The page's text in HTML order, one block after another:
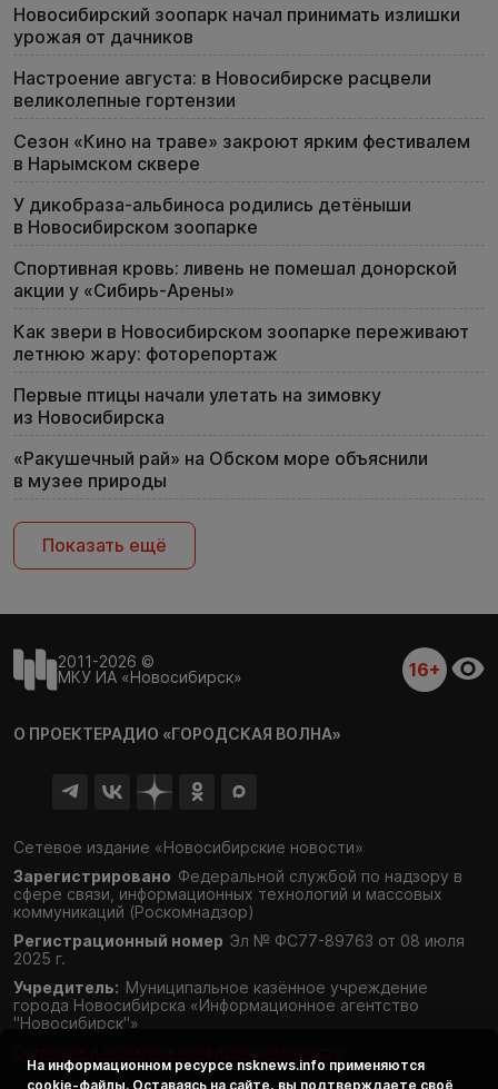
Новосибирский зоопарк начал принимать излишки
урожая от дачников
Настроение августа: в Новосибирске расцвели
великолепные гортензии
Сезон «Кино на траве» закроют ярким фестивалем
в Нарымском сквере
У дикобраза-альбиноса родились детёныши
в Новосибирском зоопарке
Спортивная кровь: ливень не помешал донорской
акции у «Сибирь-Арены»
Как звери в Новосибирском зоопарке переживают
летнюю жару: фоторепортаж
Первые птицы начали улетать на зимовку
из Новосибирска
«Ракушечный рай» на Обском море объяснили
в музее природы
Показать ещё
2011-2026 ©
МКУ ИА «Новосибирск»
16+
О ПРОЕКТЕРАДИО «ГОРОДСКАЯ ВОЛНА»
Сетевое издание «Новосибирские новости»
Зарегистрировано Федеральной службой по надзору в
сфере связи, информационных технологий и массовых
коммуникаций (Роскомнадзор)
Регистрационный номер Эл № ФС77-89763 от 08 июля
2025 г.
Учредитель: Муниципальное казённое учреждение
города Новосибирска «Информационное агентство
"Новосибирск"»
На информационном ресурсе nsknews.info применяются
cookie-файлы. Оставаясь на сайте, вы подтверждаете своё